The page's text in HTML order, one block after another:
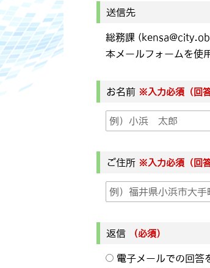
送信先
総務課
本メールフォームを使
お名前 ※入力必須（回
ご住所 ※入力必須（回
返信 （必須）
電子メールでの回答